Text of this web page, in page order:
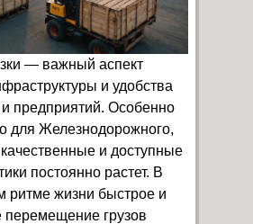
— важный аспект
и удобства
предприятий. Особенно
для Железнодорожного,
качественные и доступные
постоянно растет. В
ритме жизни быстрое и
перемещение грузов